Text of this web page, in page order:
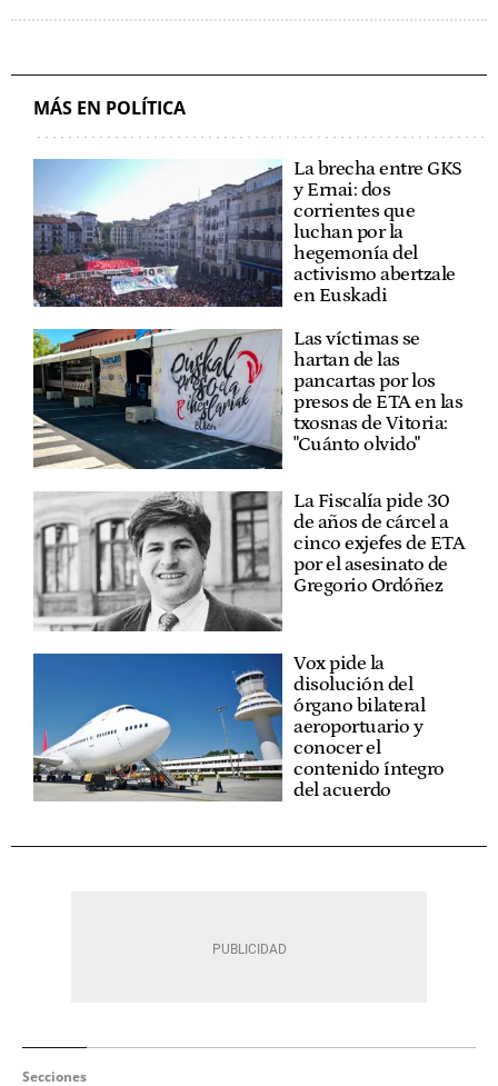
MÁS EN POLÍTICA
La brecha entre GKS
y Ernai: dos
corrientes que
luchan por la
hegemonía del
activismo abertzale
en Euskadi
Las víctimas se
hartan de las
pancartas por los
presos de ETA en las
txosnas de Vitoria:
"Cuánto olvido"
La Fiscalía pide 30
de años de cárcel a
cinco exjefes de ETA
por el asesinato de
Gregorio Ordóñez
Vox pide la
disolución del
órgano bilateral
aeroportuario y
conocer el
contenido íntegro
del acuerdo
Secciones